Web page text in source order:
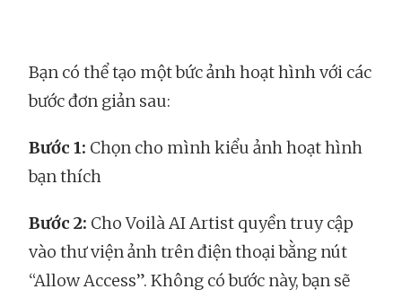
Bạn có thể tạo một bức ảnh hoạt hình với các
bước đơn giản sau:
Bước 1: Chọn cho mình kiểu ảnh hoạt hình
bạn thích
Bước 2: Cho Voilà AI Artist quyền truy cập
vào thư viện ảnh trên điện thoại bằng nút
“Allow Access”. Không có bước này, bạn sẽ